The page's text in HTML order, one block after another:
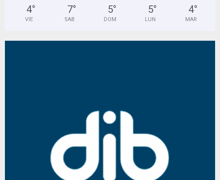
4°
VIE
7°
SAB
5°
DOM
5°
LUN
4°
MAR